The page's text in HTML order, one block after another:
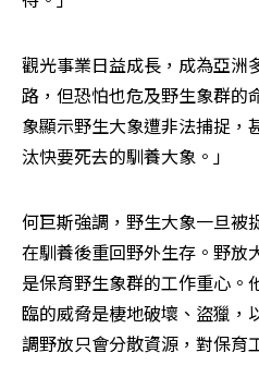
觀光事業日益成長，成為亞洲
路，但恐怕也危及野生象群的
象顯示野生大象遭非法捕捉，
汰快要死去的馴養大象。」
何巨斯強調，野生大象一旦被
在馴養後重回野外生存。野放
是保育野生象群的工作重心。
臨的威脅是棲地破壞、盜獵，
調野放只會分散資源，對保育